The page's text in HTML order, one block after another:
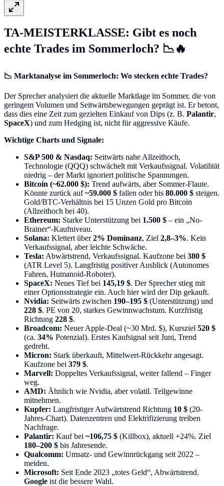
TA-MEISTERKLASSE: Gibt es noch
echte Trades im Sommerloch? 📉🔥
📉 Marktanalyse im Sommerloch: Wo stecken echte Trades?
Der Sprecher analysiert die aktuelle Marktlage im Sommer, die von
geringem Volumen und Seitwärtsbewegungen geprägt ist. Er betont,
dass dies eine Zeit zum gezielten Einkauf von Dips (z. B. Palantir,
SpaceX) und zum Hedging ist, nicht für aggressive Käufe.
Wichtige Charts und Signale:
S&P 500 & Nasdaq: Seitwärts nahe Allzeithoch,
Technologie (QQQ) schwächelt mit Verkaufssignal. Volatilität
niedrig – der Markt ignoriert politische Spannungen.
Bitcoin (~62.000 $): Trend aufwärts, aber Sommer-Flaute.
Könnte zurück auf~59.000 $ fallen oder bis 80.000 $ steigen.
Gold/BTC-Verhältnis bei 15 Unzen Gold pro Bitcoin
(Allzeithoch bei 40).
Ethereum: Starke Unterstützung bei 1.500 $ – ein „No-
Brainer“-Kaufniveau.
Solana: Klettert über2% Dominanz, Ziel 2,8–3%. Kein
Verkaufssignal, aber leichte Schwäche.
Tesla: Abwärtstrend, Verkaufssignal. Kaufzone bei 380 $
(ATR Level 5). Langfristig positiver Ausblick (Autonomes
Fahren, Humanoid-Roboter).
SpaceX: Neues Tief bei 145,19 $. Der Sprecher stieg mit
einer Optionsstrategie ein. Auch hier wird der Dip gekauft.
Nvidia: Seitwärts zwischen 190–195 $ (Unterstützung) und
228 $. PE von 20, starkes Gewinnwachstum. Kurzfristig
Richtung 228 $.
Broadcom: Neuer Apple-Deal (~30 Mrd. $), Kursziel 520 $
(ca. 34% Potenzial). Erstes Kaufsignal seit Juni, Trend
gedreht.
Micron: Stark überkauft, Mittelwert-Rückkehr angesagt.
Kaufzone bei 379 $.
Marvell: Doppeltes Verkaufssignal, weiter fallend – Finger
weg.
AMD: Ähnlich wie Nvidia, aber volatil. Teilgewinne
mitnehmen.
Kupfer: Langfristiger Aufwärtstrend Richtung 10 $ (20-
Jahres-Chart). Datenzentren und Elektrifizierung treiben
Nachfrage.
Palantir: Kauf bei ~106,75 $ (Killbox), aktuell +24%. Ziel
180–200 $ bis Jahresende.
Qualcomm: Umsatz- und Gewinnrückgang seit 2022 –
meiden.
Microsoft: Seit Ende 2023 „totes Geld“, Abwärtstrend.
Google ist die bessere Wahl.